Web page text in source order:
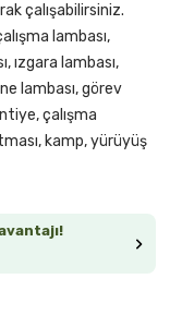
çalışabilirsiniz.
lambası,
ızgara lambası,
lambası, görev
çalışma
kamp, yürüyüş